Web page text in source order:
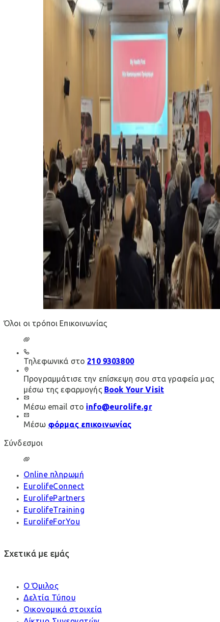
Όλοι οι τρόποι Επικοινωνίας
Τηλεφωνικά στο 210 9303800
Προγραμμάτισε την επίσκεψη σου στα γραφεία μας
μέσω της εφαρμογής Book Your Visit
Μέσω email στο info@eurolife.gr
Μέσω φόρμας επικοινωνίας
Σύνδεσμοι
Online πληρωμή
EurolifeConnect
EurolifePartners
EurolifeTraining
EurolifeForYou
Σχετικά με εμάς
Ο Όμιλος
Δελτία Τύπου
Οικονομικά στοιχεία